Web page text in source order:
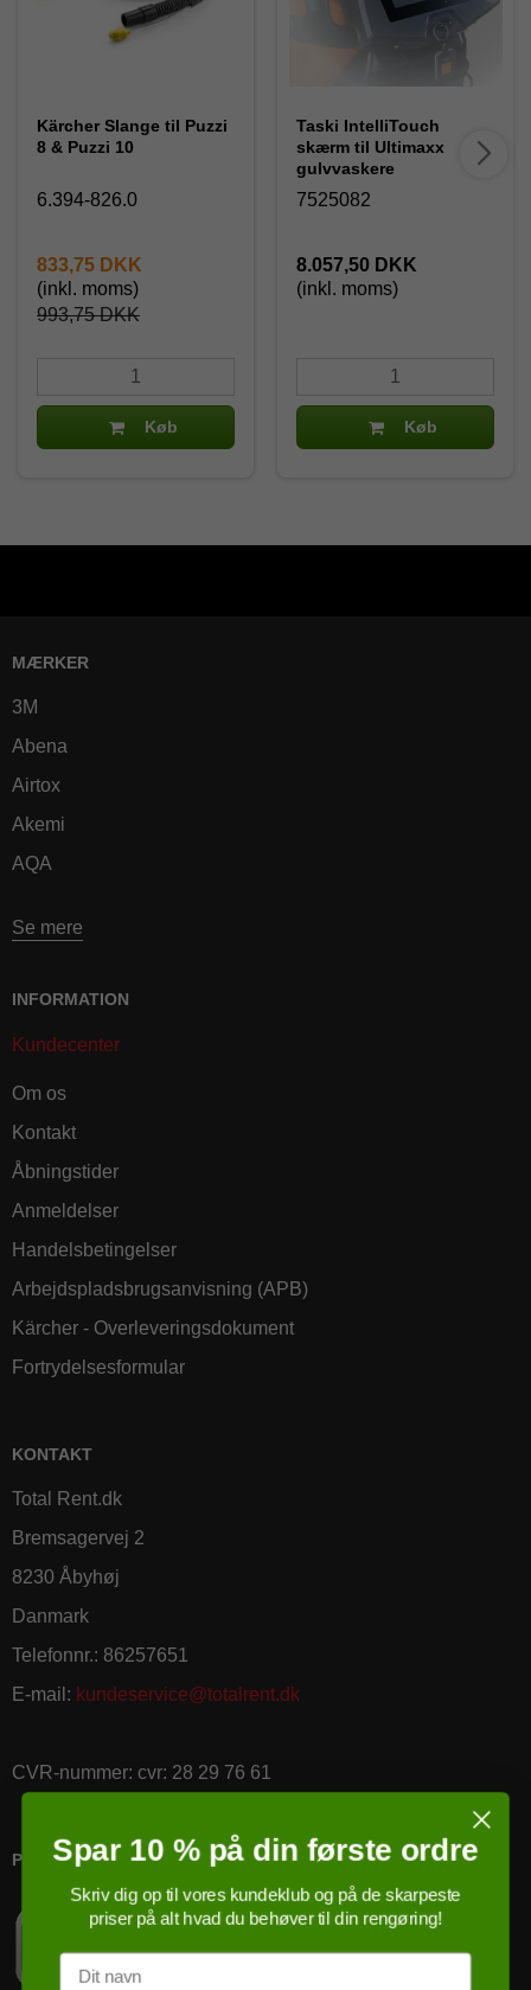
Kärcher Slange til Puzzi
8 & Puzzi 10
6.394-826.0
993,75 DKK
833,75 DKK
(inkl. moms)
Køb
Taski IntelliTouch
skærm til Ultimaxx
gulvvaskere
7525082
8.057,50 DKK
(inkl. moms)
Køb
MÆRKER
3M
Abena
Airtox
Akemi
AQA
Se mere
INFORMATION
Kundecenter
Om os
Kontakt
Åbningstider
Anmeldelser
Handelsbetingelser
Arbejdspladsbrugsanvisning (APB)
Kärcher - Overleveringsdokument
Fortrydelsesformular
KONTAKT
Total Rent.dk
Bremsagervej 2
8230 Åbyhøj
Danmark
Telefonnr.: 86257651
E-mail : kundeservice@totalrent.dk
CVR-nummer: cvr: 28 29 76 61
PRICERUNNER KØBSGARANTI
Spar 10 % på din første ordre
Skriv dig op til vores kundeklub og på de skarpeste
priser på alt hvad du behøver til din rengøring!
Navn